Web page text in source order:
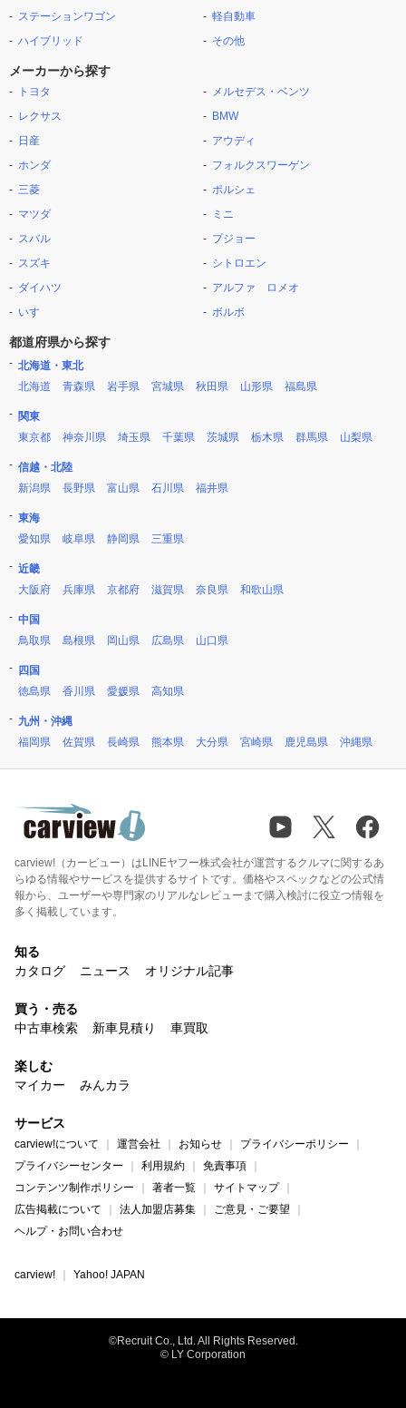
ステーションワゴン
ハイブリッド
軽自動車
その他
メーカーから探す
トヨタ
レクサス
日産
ホンダ
三菱
マツダ
スバル
スズキ
ダイハツ
いすゞ
メルセデス・ベンツ
BMW
アウディ
フォルクスワーゲン
ポルシェ
ミニ
プジョー
シトロエン
アルファ ロメオ
ボルボ
都道府県から探す
北海道・東北
北海道
青森県 岩手県 宮城県 秋田県 山形県 福島県
関東
東京都
神奈川県 埼玉県 千葉県 茨城県 栃木県 群馬県 山梨県
信越・北陸
新潟県
長野県 富山県 石川県 福井県
東海
愛知県
岐阜県 静岡県 三重県
近畿
大阪府
兵庫県 京都府 滋賀県 奈良県 和歌山県
中国
鳥取県
島根県 岡山県 広島県 山口県
四国
徳島県
香川県 愛媛県 高知県
九州・沖縄
福岡県
佐賀県 長崎県 熊本県 大分県 宮崎県 鹿児島県 沖縄県
carview!（カービュー）はLINEヤフー株式会社が運営するクルマに関するあ
らゆる情報やサービスを提供するサイトです。価格やスペックなどの公式情
報から、ユーザーや専門家のリアルなレビューまで購入検討に役立つ情報を
多く掲載しています。
知る
カタログ
ニュース オリジナル記事
買う・売る
中古車検索
新車見積り 車買取
楽しむ
マイカー
みんカラ
サービス
carview!について 運営会社 お知らせ
プライバシーポリシー
プライバシーセンター
利用規約
免責事項
コンテンツ制作ポリシー
著者一覧
サイトマップ
広告掲載について
法人加盟店募集
ご意見・ご要望
ヘルプ・お問い合わせ
carview! Yahoo! JAPAN
©Recruit Co., Ltd. All Rights Reserved.
© LY Corporation